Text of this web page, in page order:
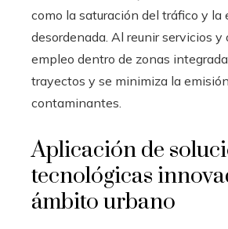
como la saturación del tráfico y la
desordenada. Al reunir servicios y
empleo dentro de zonas
trayectos y se minimiza la
contaminantes.
Aplicación de
tecnológicas
ámbito urbano